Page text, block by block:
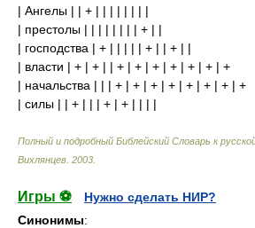
| Ангелы | | + | | | | | | | |
| престолы | | | | | | | | + | |
| господства | + | | | | | + | | + | |
| власти | + | + | | + | + | + | + | + | + | +
| начальства | | | + | + | + | + | + | + | + | +
| силы | | + | | | + | + | | | |
Полный и подробный Библейский Словарь к
Вихлянцев 2003
Игры ⚽
Нужно сделать НИР?
Синонимы: